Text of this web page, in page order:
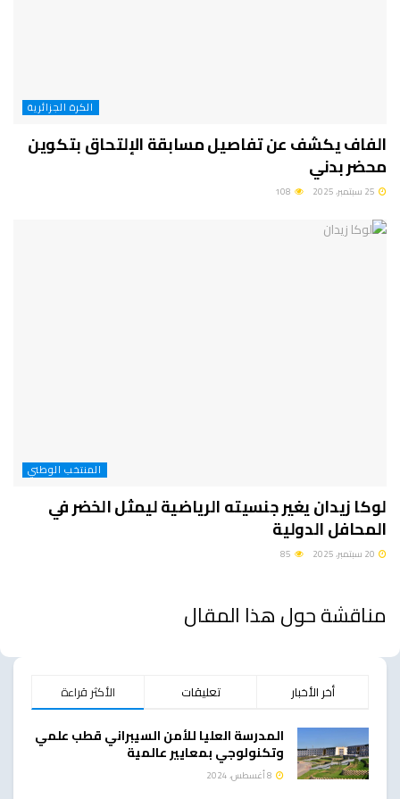
الكرة الجزائرية
الفاف يكشف عن تفاصيل مسابقة الإلتحاق بتكوين
محضر بدني
المنتخب الوطني
لوكا زيدان يغير جنسيته الرياضية ليمثل الخضر في
المحافل الدولية
مناقشة حول هذا المقال
الأكثر قراءة تعليقات أخر الأخبار
المدرسة العليا للأمن السيبراني قطب علمي
وتكنولوجي بمعايير عالمية